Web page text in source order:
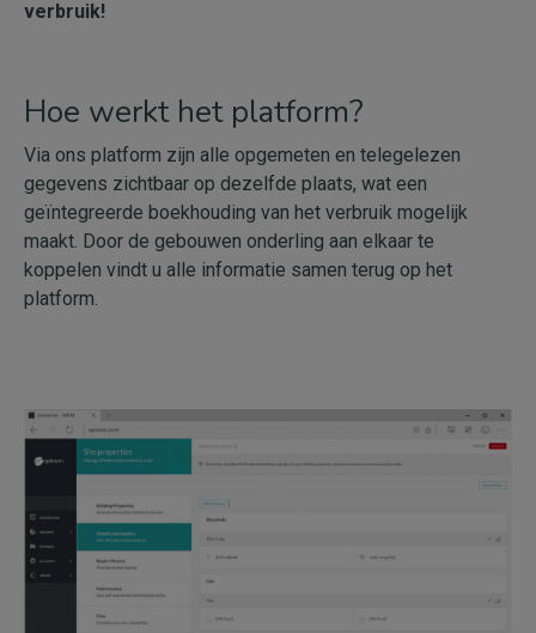
verbruik!
Hoe werkt het platform?
Via ons platform zijn alle opgemeten en telegelezen
gegevens zichtbaar op dezelfde plaats, wat een
geïntegreerde boekhouding van het verbruik mogelijk
maakt. Door de gebouwen onderling aan elkaar te
koppelen vindt u alle informatie samen terug op het
platform.